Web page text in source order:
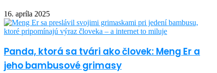
16. apríla 2025
Panda, ktorá sa tvári ako človek: Meng Er a
jeho bambusové grimasy